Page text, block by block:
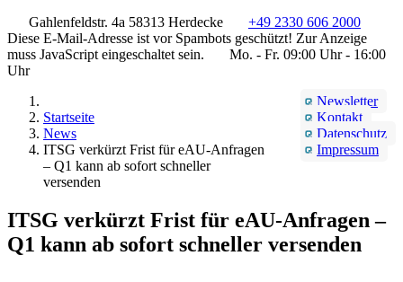
Gahlenfeldstr. 4a 58313 Herdecke
+49 2330 606 2000
Diese E-Mail-Adresse ist vor Spambots geschützt! Zur Anzeige
muss JavaScript eingeschaltet sein.
Mo. - Fr. 09:00 Uhr - 16:00
Uhr
Newsletter
Kontakt
Datenschutz
Impressum
Startseite
News
ITSG verkürzt Frist für eAU-Anfragen
– Q1 kann ab sofort schneller
versenden
ITSG verkürzt Frist für eAU-Anfragen –
Q1 kann ab sofort schneller versenden